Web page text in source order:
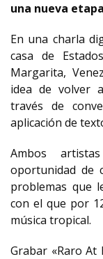
una nueva
En una charla
casa de
Margarita,
idea de volver
través de
aplicación de
Ambos
oportunidad de
problemas que
con el que por
música tropical.
Grabar «Raro At